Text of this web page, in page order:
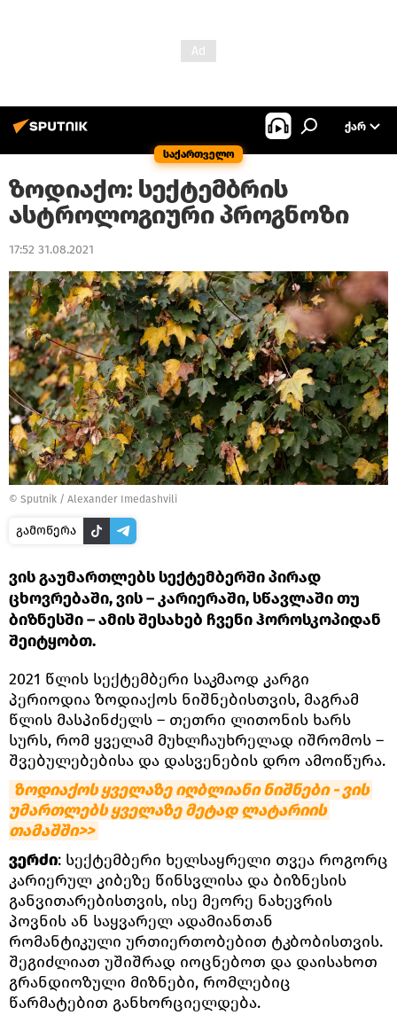
საქართველო
ᲥᲐᲠ
ზოდიაქო: სექტემბრის
ასტროლოგიური პროგნოზი
17:52 31.08.2021
© Sputnik / Alexander Imedashvili
გამოწერა
ვის გაუმართლებს სექტემბერში პირად
ცხოვრებაში, ვის – კარიერაში, სწავლაში თუ
ბიზნესში – ამის შესახებ ჩვენი ჰოროსკოპიდან
შეიტყობთ.
2021 წლის სექტემბერი საკმაოდ კარგი
პერიოდია ზოდიაქოს ნიშნებისთვის, მაგრამ
წლის მასპინძელს – თეთრი ლითონის ხარს
სურს, რომ ყველამ მუხლჩაუხრელად იშრომოს –
შვებულებებისა და დასვენების დრო ამოიწურა.
ზოდიაქოს ყველაზე იღბლიანი ნიშნები - ვის
უმართლებს ყველაზე მეტად ლატარიის
თამაშში>>
ვერძი: სექტემბერი ხელსაყრელი თვეა როგორც
კარიერულ კიბეზე წინსვლისა და ბიზნესის
განვითარებისთვის, ისე მეორე ნახევრის
პოვნის ან საყვარელ ადამიანთან
რომანტიკული ურთიერთობებით ტკბობისთვის.
შეგიძლიათ უშიშრად იოცნებოთ და დაისახოთ
გრანდიოზული მიზნები, რომლებიც
წარმატებით განხორციელდება.